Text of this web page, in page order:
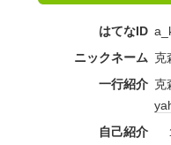
はてなID
ニックネーム 克
一行紹介 克
自己紹介